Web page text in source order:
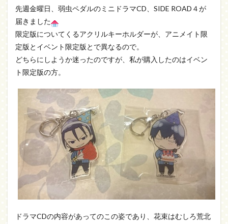
先週金曜日、弱虫ペダルのミニドラマCD、SIDE ROAD４が
届きました
限定版についてくるアクリルキーホルダーが、アニメイト限
定版とイベント限定版とで異なるので。
どちらにしようか迷ったのですが、私が購入したのはイベン
ト限定版の方。
ドラマCDの内容があってのこの姿であり、花束はむしろ荒北